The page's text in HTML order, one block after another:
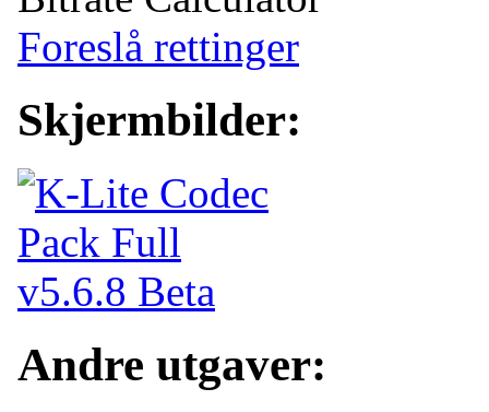
Foreslå rettinger
Skjermbilder:
Andre utgaver: